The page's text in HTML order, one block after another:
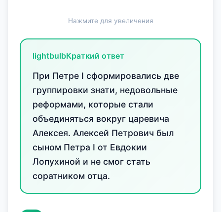
Нажмите для увеличения
lightbulbКраткий ответ
При Петре I сформировались две
группировки знати, недовольные
реформами, которые стали
объединяться вокруг царевича
Алексея. Алексей Петрович был
сыном Петра I от Евдокии
Лопухиной и не смог стать
соратником отца.